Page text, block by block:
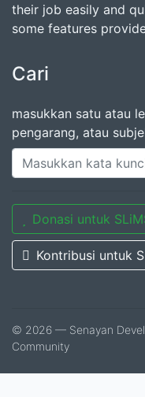
their job easily and
some features
Cari
masukkan satu atau
pengarang, atau
Donasi untuk
Kontribusi untuk
© 2026 — Senayan
Community